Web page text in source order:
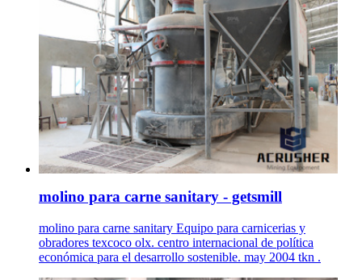
molino para carne sanitary - getsmill
molino para carne sanitary Equipo para carnicerias y
obradores texcoco olx. centro internacional de política
económica para el desarrollo sostenible. may 2004 tkn .